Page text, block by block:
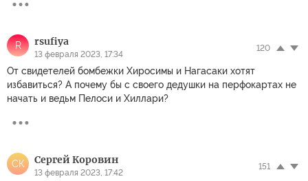
R rsufiya
13 февраля 2023, 17:34
120
От свидетелей бомбежки Хиросимы и Нагасаки хотят
избавиться? А почему бы с своего дедушки на перфокартах не
начать и ведьм Пелоси и Хиллари?
СК Сергей Коровин
13 февраля 2023, 17:42
151